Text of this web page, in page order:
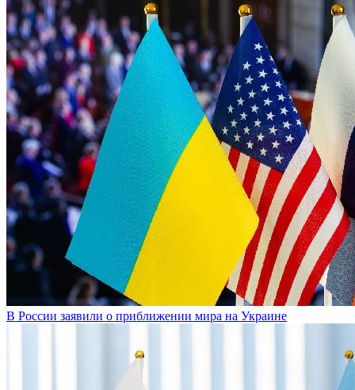
В России заявили о приближении мира на Украине